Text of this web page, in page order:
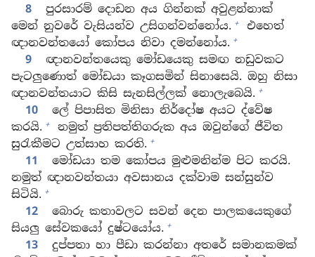
8
පුරසාරම් දොඩන අය ගින්නක් අවුළන්නාක්
මෙන් නුවරේ වැසියන්ව උසිගන්වන්නෝය. +
එහෙත්
ඥානවන්තයෝ කෝපය නිවා දමන්නෝය. +
9
ඥානවන්තයෙකු මෝඩයෙකු සමඟ නඩුවකට
පැටලුණොත් මෝඩයා කෑගසමින් සිනාසෙයි. ඔහු නිසා
ඥානවන්තයාට කිසි සැනසිල්ලක් නොලැබෙයි. +
10
ලේ පිපාසිත මිනිසා නිර්දෝෂ අයට ද්වේෂ
කරයි. +
නමුත් ප්‍රතිපත්තිගරුක අය ඔවුන්ගේ ජීවිත
සුරැකීමට උත්සාහ කරති. +
11
මෝඩයා තම කෝපය මුළුමනින්ම පිට කරයි.
නමුත් ඥානවන්තයා අවසානය දක්වාම සන්සුන්ව
සිටියි. +
12
බොරු කතාවලට සවන් දෙන පාලකයෙකුගේ
සියලු සේවකයෝ දුෂ්ටයෝය. +
13
දුප්පතා හා පීඩා කරන්නා අතරේ සමානකමක්